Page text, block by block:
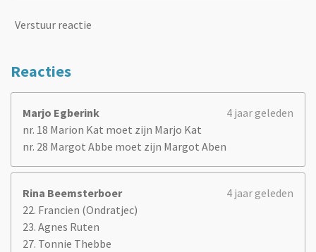
Verstuur reactie
Reacties
Marjo Egberink
4 jaar geleden
nr. 18 Marion Kat moet zijn Marjo Kat
nr. 28 Margot Abbe moet zijn Margot Aben
Rina Beemsterboer
4 jaar geleden
22. Francien (Ondratjec)
23. Agnes Ruten
27. Tonnie Thebbe